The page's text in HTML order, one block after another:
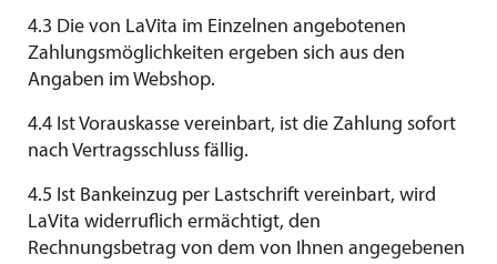
4.3 Die von LaVita im Einzelnen angebotenen
Zahlungsmöglichkeiten ergeben sich aus den
Angaben im Webshop.
4.4 Ist Vorauskasse vereinbart, ist die Zahlung sofort
nach Vertragsschluss fällig.
4.5 Ist Bankeinzug per Lastschrift vereinbart, wird
LaVita widerruflich ermächtigt, den
Rechnungsbetrag von dem von Ihnen angegebenen